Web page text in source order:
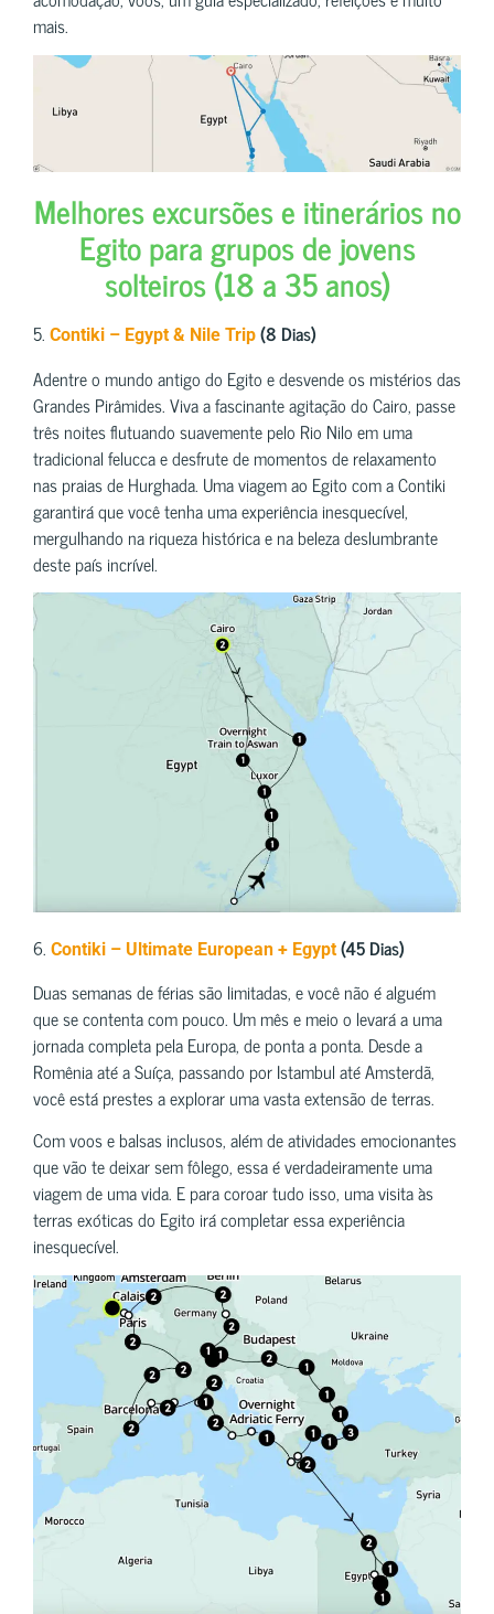
mais.
Melhores excursões e itinerários no
Egito para grupos de jovens
solteiros (18 a 35 anos)
5. Contiki – Egypt & Nile Trip (8 Dias)
Adentre o mundo antigo do Egito e desvende os mistérios das
Grandes Pirâmides. Viva a fascinante agitação do Cairo, passe
três noites flutuando suavemente pelo Rio Nilo em uma
tradicional felucca e desfrute de momentos de relaxamento
nas praias de Hurghada. Uma viagem ao Egito com a Contiki
garantirá que você tenha uma experiência inesquecível,
mergulhando na riqueza histórica e na beleza deslumbrante
deste país incrível.
6. Contiki – Ultimate European + Egypt (45 Dias)
Duas semanas de férias são limitadas, e você não é alguém
que se contenta com pouco. Um mês e meio o levará a uma
jornada completa pela Europa, de ponta a ponta. Desde a
Romênia até a Suíça, passando por Istambul até Amsterdã,
você está prestes a explorar uma vasta extensão de terras.
Com voos e balsas inclusos, além de atividades emocionantes
que vão te deixar sem fôlego, essa é verdadeiramente uma
viagem de uma vida. E para coroar tudo isso, uma visita às
terras exóticas do Egito irá completar essa experiência
inesquecível.